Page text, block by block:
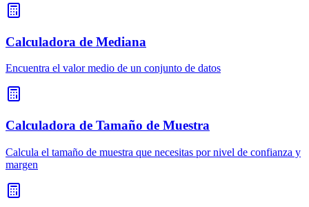
Calculadora de Mediana
Encuentra el valor medio de un conjunto de datos
Calculadora de Tamaño de Muestra
Calcula el tamaño de muestra que necesitas por nivel de confianza y
margen